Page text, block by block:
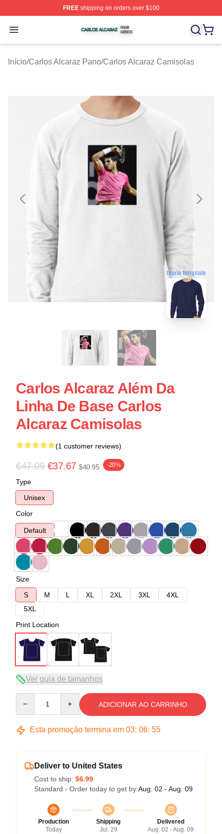
FREEshipping on orders over $100
Open menu
Carlos Alcaraz Shop ⚡️ Officially Licensed Carlos
Início/Carlos Alcaraz Pano/Carlos Alcaraz Camisolas
blank template
Carlos Alcaraz Além Da
Linha De Base Carlos
Alcaraz Camisolas
(1 customer reviews)
€47.09 €37.67 $40.95 -20%
Type
Unisex
Color
Default
Size
S
M L XL 2XL 3XL
4XL
5XL
Print Location
Ver guia de tamanhos
ADICIONAR AO CARRINHO
Esta promoção termina em 03: 06: 54
Deliver to United States
Cost to ship: $6.99
Standard - Order today to get by Aug. 02 - Aug. 09
Production
Today
Shipping
Jul. 29
Delivered
Aug. 02 - Aug. 09